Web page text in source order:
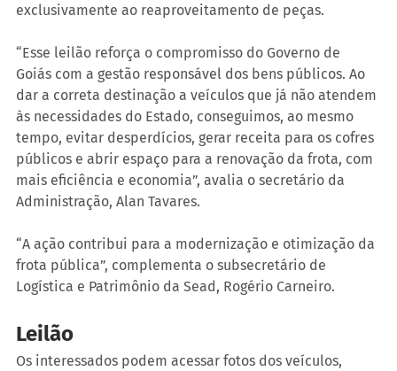
exclusivamente ao reaproveitamento de peças.
“Esse leilão reforça o compromisso do Governo de
Goiás com a gestão responsável dos bens públicos. Ao
dar a correta destinação a veículos que já não atendem
às necessidades do Estado, conseguimos, ao mesmo
tempo, evitar desperdícios, gerar receita para os cofres
públicos e abrir espaço para a renovação da frota, com
mais eficiência e economia”, avalia o secretário da
Administração, Alan Tavares.
“A ação contribui para a modernização e otimização da
frota pública”, complementa o subsecretário de
Logística e Patrimônio da Sead, Rogério Carneiro.
Leilão
Os interessados podem acessar fotos dos veículos,